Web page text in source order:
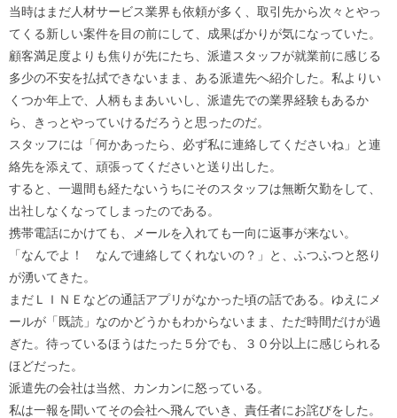
当時はまだ人材サービス業界も依頼が多く、取引先から次々とやっ
てくる新しい案件を目の前にして、成果ばかりが気になっていた。
顧客満足度よりも焦りが先にたち、派遣スタッフが就業前に感じる
多少の不安を払拭できないまま、ある派遣先へ紹介した。私よりい
くつか年上で、人柄もまあいいし、派遣先での業界経験もあるか
ら、きっとやっていけるだろうと思ったのだ。
スタッフには「何かあったら、必ず私に連絡してくださいね」と連
絡先を添えて、頑張ってくださいと送り出した。
すると、一週間も経たないうちにそのスタッフは無断欠勤をして、
出社しなくなってしまったのである。
携帯電話にかけても、メールを入れても一向に返事が来ない。
「なんでよ！ なんで連絡してくれないの？」と、ふつふつと怒り
が湧いてきた。
まだＬＩＮＥなどの通話アプリがなかった頃の話である。ゆえにメ
ールが「既読」なのかどうかもわからないまま、ただ時間だけが過
ぎた。待っているほうはたった５分でも、３０分以上に感じられる
ほどだった。
派遣先の会社は当然、カンカンに怒っている。
私は一報を聞いてその会社へ飛んでいき、責任者にお詫びをした。